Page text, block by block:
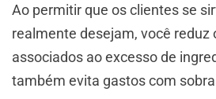
Ao permitir que os clientes se
realmente desejam, você reduz
associados ao excesso de
também evita gastos com